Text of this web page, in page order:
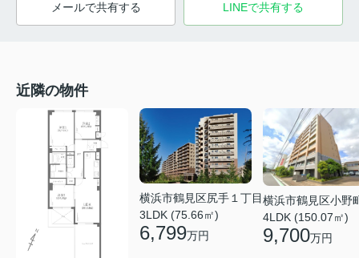
メールで共有する LINEで共有する
近隣の物件
横浜市鶴見区尻手１丁目
3LDK (75.66㎡)
6,799万円
横浜市鶴見区小野
4LDK (150.07㎡)
9,700万円